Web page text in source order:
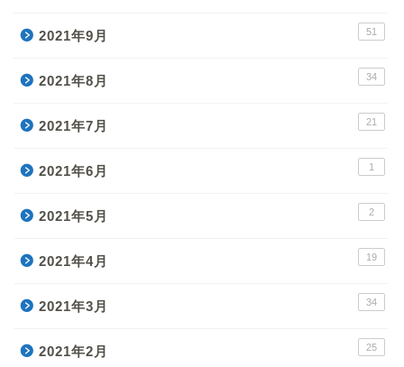
2021年9月 51
2021年8月 34
2021年7月 21
2021年6月 1
2021年5月 2
2021年4月 19
2021年3月 34
2021年2月 25